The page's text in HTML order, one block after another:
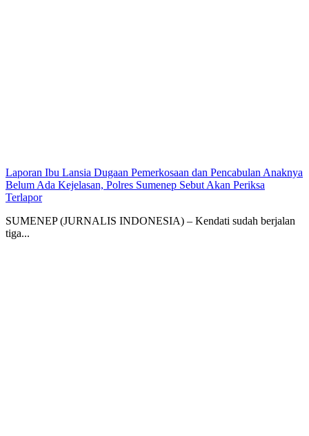
Laporan Ibu Lansia Dugaan Pemerkosaan dan Pencabulan Anaknya
Belum Ada Kejelasan, Polres Sumenep Sebut Akan Periksa
Terlapor
SUMENEP (JURNALIS INDONESIA) – Kendati sudah berjalan
tiga...